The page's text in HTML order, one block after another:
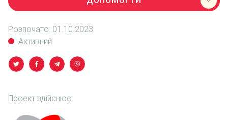
Розпочато: 01.10.2023
Активний
Проект здійснює